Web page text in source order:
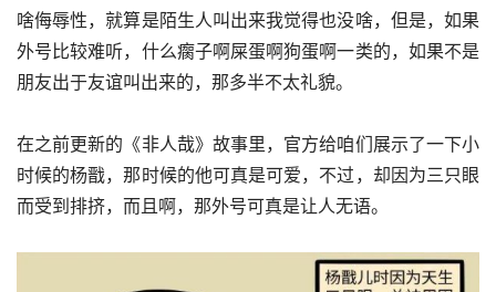
啥侮辱性，就算是陌生人叫出来我觉得也没啥，但是，如果
外号比较难听，什么瘸子啊屎蛋啊狗蛋啊一类的，如果不是
朋友出于友谊叫出来的，那多半不太礼貌。
在之前更新的《非人哉》故事里，官方给咱们展示了一下小
时候的杨戬，那时候的他可真是可爱，不过，却因为三只眼
而受到排挤，而且啊，那外号可真是让人无语。